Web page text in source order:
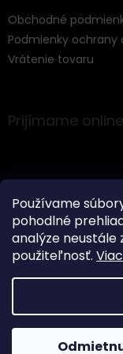
Používame
pohodlné
analýze neustále
použiteľnosť.
Obchodné
Podmienky ochrany
Vrátenie tovaru
Prijímame
Copyright 2026